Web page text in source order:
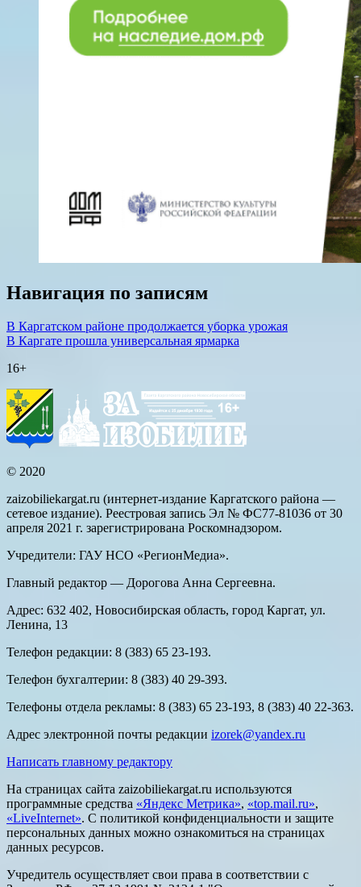
Навигация по записям
В Каргатском районе продолжается уборка урожая
В Каргате прошла универсальная ярмарка
16+
© 2020
zaizobiliekargat.ru (интернет-издание Каргатского района —
сетевое издание). Реестровая запись Эл № ФС77-81036 от 30
апреля 2021 г. зарегистрирована Роскомнадзором.
Учредители: ГАУ НСО «РегионМедиа».
Главный редактор — Дорогова Анна Сергеевна.
Адрес: 632 402, Новосибирская область, город Каргат, ул.
Ленина, 13
Телефон редакции: 8 (383) 65 23-193.
Телефон бухгалтерии: 8 (383) 40 29-393.
Телефоны отдела рекламы: 8 (383) 65 23-193, 8 (383) 40 22-363.
Адрес электронной почты редакции izorek@yandex.ru
Написать главному редактору
На страницах сайта zaizobiliekargat.ru используются
программные средства «Яндекс Метрика», «top.mail.ru»,
«LiveInternet». С политикой конфиденциальности и защите
персональных данных можно ознакомиться на страницах
данных ресурсов.
Учредитель осуществляет свои права в соответствии с